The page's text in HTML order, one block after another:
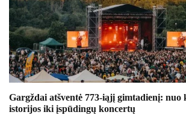
Gargždai atšventė 773-iąjį gimtadienį:
istorijos iki įspūdingų koncertų